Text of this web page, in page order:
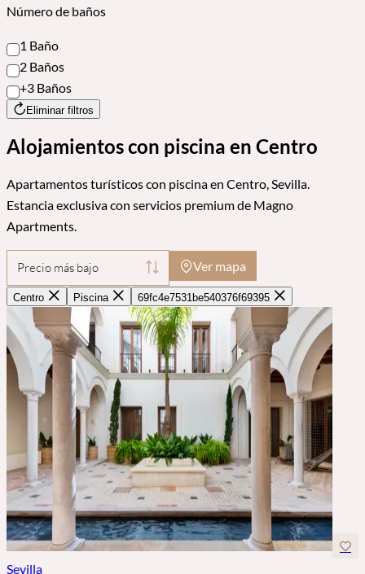
Número de baños
1 Baño
2 Baños
+3 Baños
Eliminar filtros
Alojamientos con piscina en Centro
Apartamentos turísticos con piscina en Centro, Sevilla.
Estancia exclusiva con servicios premium de Magno
Apartments.
Precio más bajo Ver mapa
Centro Piscina 69fc4e7531be540376f69395
Sevilla